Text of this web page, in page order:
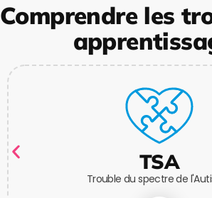
Comprendre les
TSA
Trouble du spectre de